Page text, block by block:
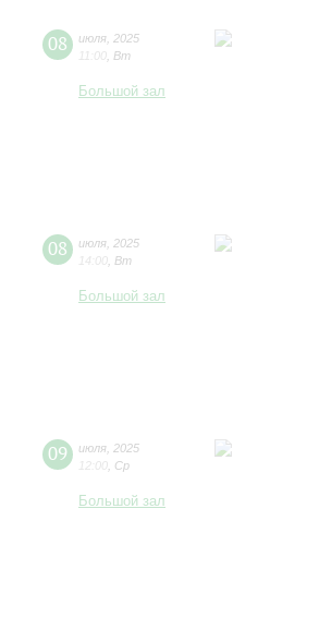
08 июля 2025
11:00 Вт
Большой зал
08 июля 2025
14:00 Вт
Большой зал
09 июля 2025
12:00 Ср
Большой зал